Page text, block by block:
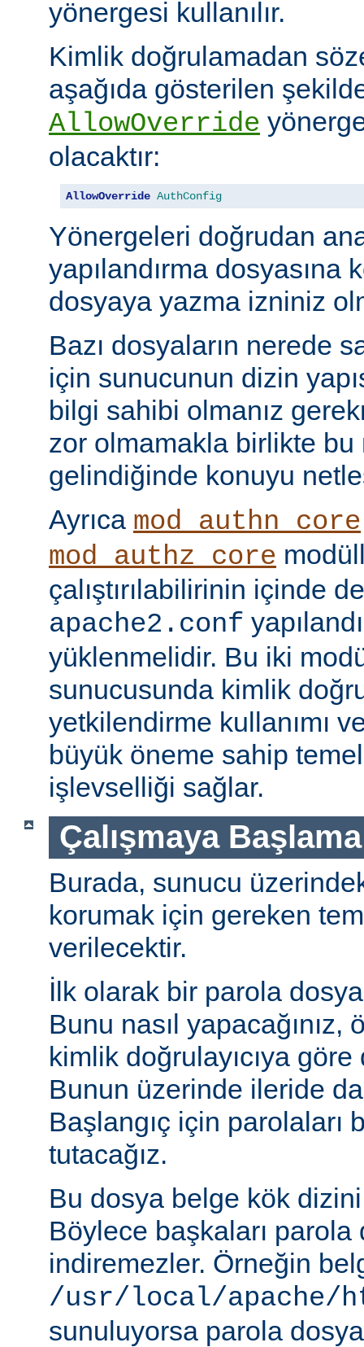
yönergesi kullanılır.
Kimlik doğrulamadan
aşağıda gösterilen
AllowOverride
olacaktır:
AllowOverride AuthConfig
Yönergeleri doğrudan
yapılandırma dosyasına
dosyaya yazma izniniz
Bazı dosyaların nerede
için sunucunun dizin
bilgi sahibi olmanız
zor olmamakla birlikte bu
gelindiğinde konuyu
Ayrıca mod_authn_core
mod_authz_core
çalıştırılabilirinin içinde
apache2.conf
yüklenmelidir. Bu iki
sunucusunda kimlik
yetkilendirme kullanımı
büyük öneme sahip
işlevselliği sağlar.
Çalışmaya Başlama
Burada, sunucu
korumak için gereken
verilecektir.
İlk olarak bir parola
Bunu nasıl
kimlik doğrulayıcıya
Bunun üzerinde ileride
Başlangıç için parolaları
tutacağız.
Bu dosya belge kök dizini
Böylece başkaları parola
indiremezler. Örneğin
/usr/local/apache/
sunuluyorsa parola